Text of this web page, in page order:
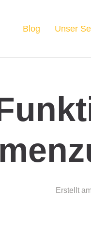
Blog Unser
Erstellt